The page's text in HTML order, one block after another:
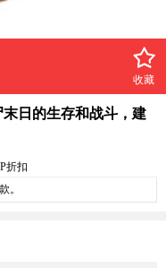
收藏
末日的生存和战斗，建
折扣
。